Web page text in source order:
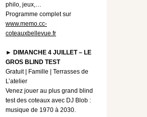
philo, jeux,…
Programme complet sur
www.memo.cc-
coteauxbellevue.fr
► DIMANCHE 4 JUILLET – LE
GROS BLIND TEST
Gratuit | Famille | Terrasses de
L’atelier
Venez jouer au plus grand blind
test des coteaux avec DJ Blob :
musique de 1970 à 2030.